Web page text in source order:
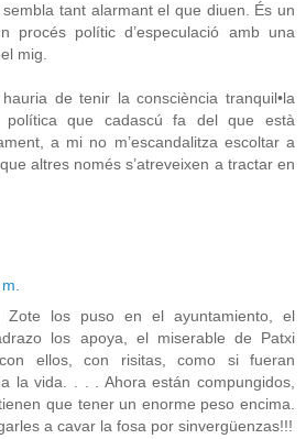
tant alarmant el que diuen. És un
procés polític d’especulació amb una
mig.
de tenir la consciència tranquil•la
política que cadascú fa del que està
a mi no m’escandalitza escoltar a
altres només s’atreveixen a tractar en
Zote los puso en el ayuntamiento, el
los apoya, el miserable de Patxi
ellos, con risitas, como si fueran
la vida. . . . Ahora están compungidos,
que tener un enorme peso encima.
a cavar la fosa por sinvergüenzas!!!